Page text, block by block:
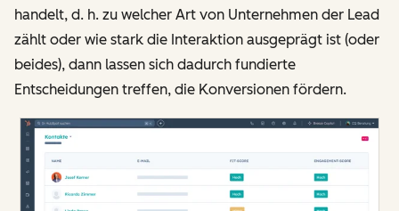
handelt, d. h. zu welcher Art von Unternehmen der Lead
zählt oder wie stark die Interaktion ausgeprägt ist (oder
beides), dann lassen sich dadurch fundierte
Entscheidungen treffen, die Konversionen fördern.